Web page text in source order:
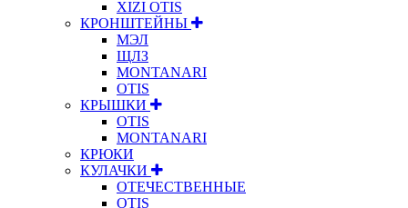
XIZI OTIS
КРОНШТЕЙНЫ
МЭЛ
ЩЛЗ
MONTANARI
OTIS
КРЫШКИ
OTIS
MONTANARI
КРЮКИ
КУЛАЧКИ
ОТЕЧЕСТВЕННЫЕ
OTIS